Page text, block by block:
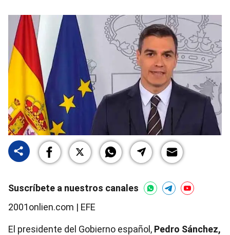
Suscríbete a nuestros canales
2001onlien.com | EFE
El presidente del Gobierno español, Pedro Sánchez,